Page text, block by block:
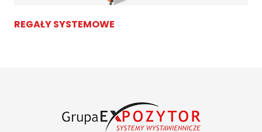
REGAŁY SYSTEMOWE